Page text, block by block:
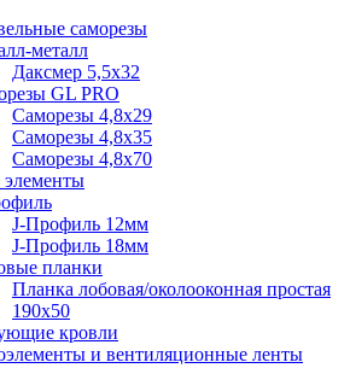
саморезы
металл
Даксмер 5,5х32
GL PRO
Сaморезы 4,8х29
Сaморезы 4,8х35
Сaморезы 4,8х70
J-Профиль 12мм
J-Профиль 18мм
планки
Планка лобовая/околооконная простая
190х50
кровли
и вентиляционные ленты